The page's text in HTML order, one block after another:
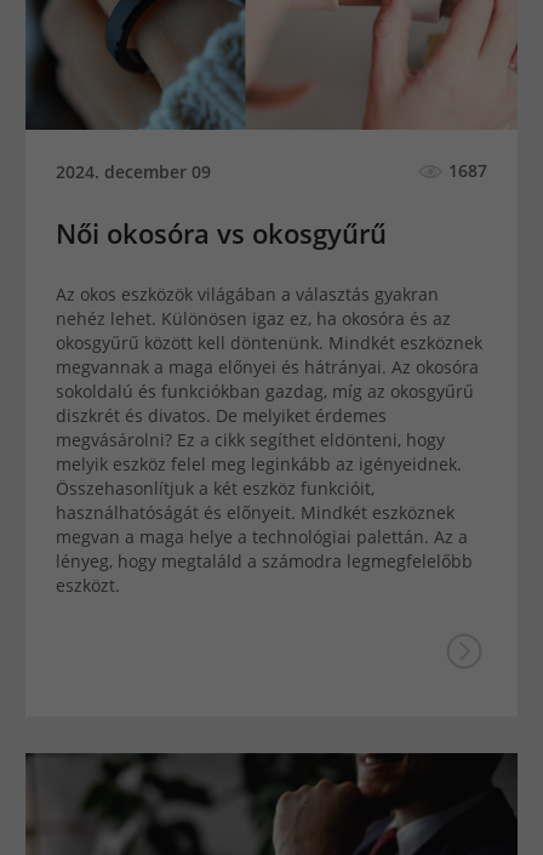
2024. december 09 1687
Női okosóra vs okosgyűrű
Az okos eszközök világában a választás gyakran
nehéz lehet. Különösen igaz ez, ha okosóra és az
okosgyűrű között kell döntenünk. Mindkét eszköznek
megvannak a maga előnyei és hátrányai. Az okosóra
sokoldalú és funkciókban gazdag, míg az okosgyűrű
diszkrét és divatos. De melyiket érdemes
megvásárolni? Ez a cikk segíthet eldönteni, hogy
melyik eszköz felel meg leginkább az igényeidnek.
Összehasonlítjuk a két eszköz funkcióit,
használhatóságát és előnyeit. Mindkét eszköznek
megvan a maga helye a technológiai palettán. Az a
lényeg, hogy megtaláld a számodra legmegfelelőbb
eszközt.